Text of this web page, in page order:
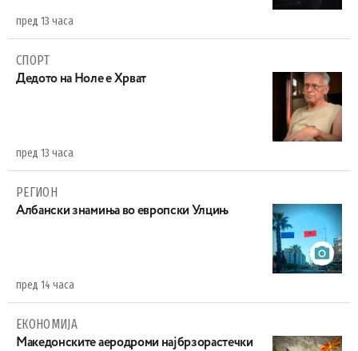
пред 13 часа
СПОРТ
Дедото на Ноле е Хрват
пред 13 часа
РЕГИОН
Aлбански знамиња во европски Улцињ
пред 14 часа
ЕКОНОМИЈА
Maкедонските аеродроми најбрзорастечки